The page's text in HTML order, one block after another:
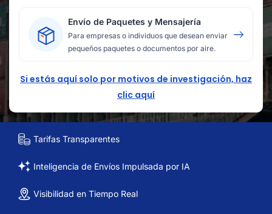
Envío de Paquetes y Mensajería
Para empresas o individuos que desean enviar
pequeños paquetes o documentos por aire.
Si estás aquí solo por motivos de investigación, haz
clic aquí
Tarifas Transparentes
Inteligencia de Envíos Impulsada por IA
Visibilidad en Tiempo Real